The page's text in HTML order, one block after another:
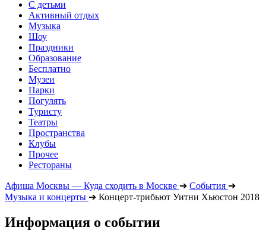
С детьми
Активный отдых
Музыка
Шоу
Праздники
Образование
Бесплатно
Музеи
Парки
Погулять
Туристу
Театры
Пространства
Клубы
Прочее
Рестораны
Афиша Москвы — Куда сходить в Москве ➔ События ➔
Музыка и концерты ➔ Концерт-трибьют Уитни Хьюстон 2018
Информация о событии